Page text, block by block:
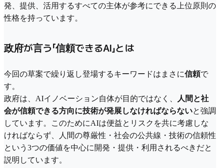
発、提供、活用するすべての主体が参考にできる上位原則の
性格を持っています。
政府が言う「信頼できるAI」とは
今回の草案で繰り返し登場するキーワードはまさに信頼で
す。
政府は、AIイノベーション自体が目的ではなく、
人間と社
会が信頼できる方向に技術が発展しなければならないと強調
しています。このためにAIは便益とリスクを共に考慮しな
ければならず、人間の尊厳性・社会の公共線・技術の信頼性
という3つの価値を中心に開発・提供・利用されるべきだと
説明しています。